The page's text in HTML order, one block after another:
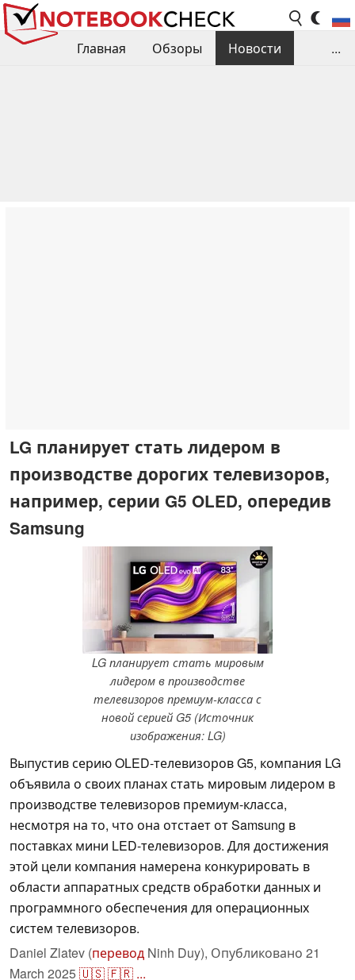
Главная Обзоры
Новости
...
LG планирует стать лидером в
производстве дорогих телевизоров,
например, серии G5 OLED, опередив
Samsung
LG планирует стать мировым
лидером в производстве
телевизоров премиум-класса с
новой серией G5 (Источник
изображения: LG)
Выпустив серию OLED-телевизоров G5, компания LG
объявила о своих планах стать мировым лидером в
производстве телевизоров премиум-класса,
несмотря на то, что она отстает от Samsung в
поставках мини LED-телевизоров. Для достижения
этой цели компания намерена конкурировать в
области аппаратных средств обработки данных и
программного обеспечения для операционных
систем телевизоров.
Daniel Zlatev (перевод Ninh Duy), Опубликовано 21
March 2025🇺🇸🇫🇷 ...